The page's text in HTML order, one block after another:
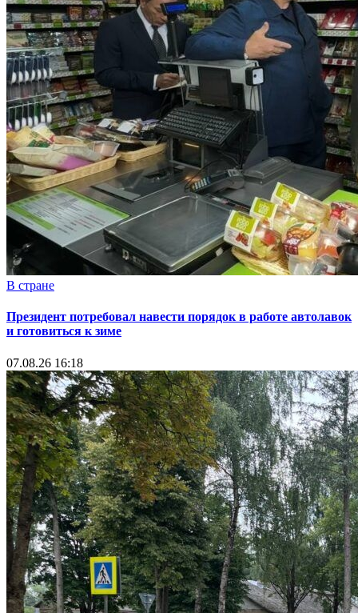
В стране
Президент потребовал навести порядок в работе автолавок
и готовиться к зиме
07.08.26 16:18